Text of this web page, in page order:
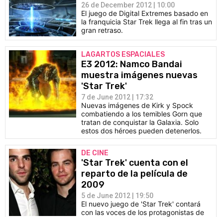
26 de December 2012 | 10:00
El juego de Digital Extremes basado en
la franquicia Star Trek llega al fin tras un
gran retraso.
LAGARTOS ESPACIALES
E3 2012: Namco Bandai
muestra imágenes nuevas
'Star Trek'
7 de June 2012 | 17:32
Nuevas imágenes de Kirk y Spock
combatiendo a los temibles Gorn que
tratan de conquistar la Galaxia. Solo
estos dos héroes pueden detenerlos.
DE CINE
'Star Trek' cuenta con el
reparto de la película de
2009
5 de June 2012 | 19:50
El nuevo juego de 'Star Trek' contará
con las voces de los protagonistas de